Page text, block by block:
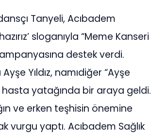
Tanyeli, Acıbadem
sloganıyla “Meme Kanseri
destek verdi.
Yıldız, namıdiğer “Ayşe
hasta yatağında bir araya geldi.
ve erken teşhisin önemine
vurgu yaptı. Acıbadem Sağlık